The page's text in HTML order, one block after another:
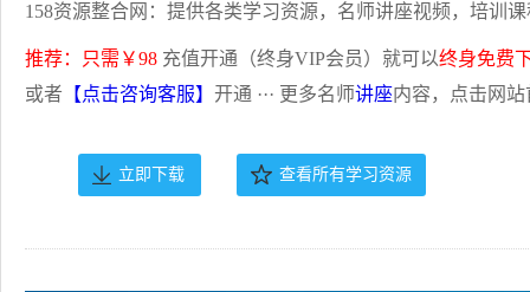
158资源整合网：提供各类学习资源，名师讲座视频，培训
推荐：只需￥98 充值开通（终身VIP会员）就可以终身免费
或者 【点击咨询客服】 开通 ··· 更多名师讲座内容，点击网
立即下载 查看所有学习资源